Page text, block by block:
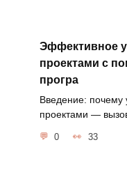
Эффективное
проектами с
програ
Введение:
проектами —
0 33